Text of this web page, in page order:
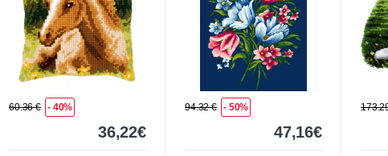
60.36 € - 40%
36,22€
94.32 € - 50%
47,16€